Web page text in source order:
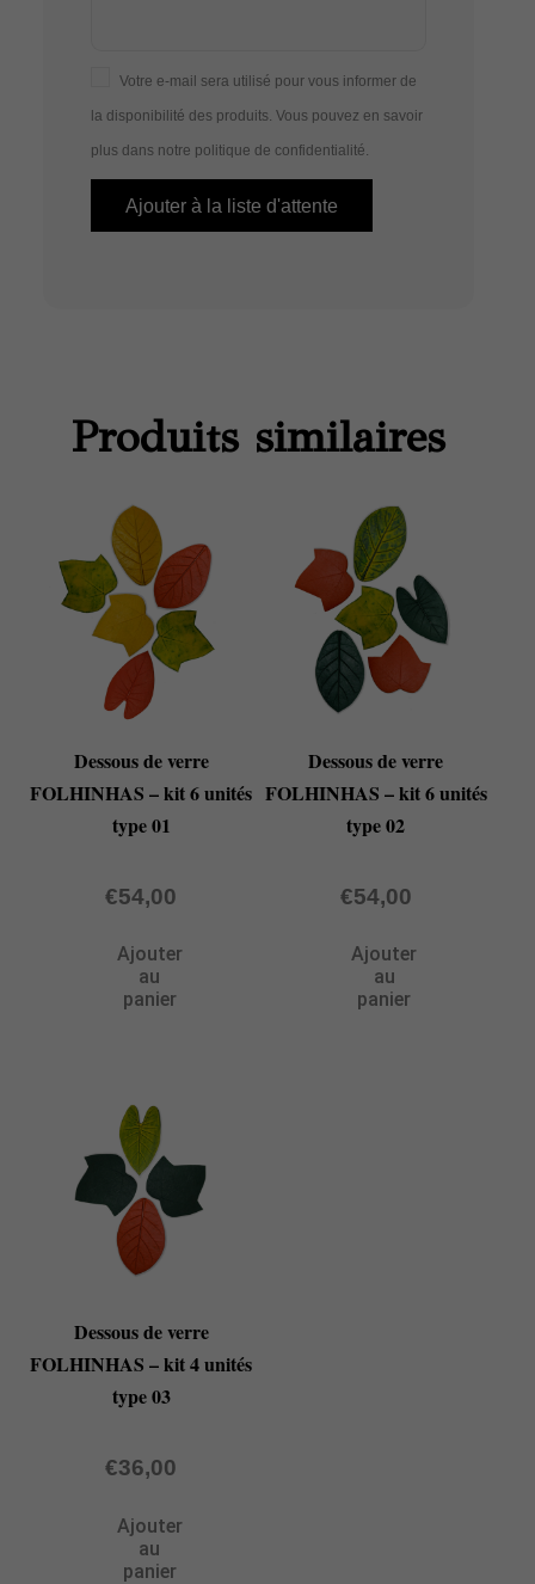
Votre e-mail sera utilisé pour vous informer de
la disponibilité des produits. Vous pouvez en savoir
plus dans notre politique de confidentialité.
Produits similaires
Dessous de verre
FOLHINHAS – kit 6 unités
type 01
€54,00
Ajouter
au
panier
Dessous de verre
FOLHINHAS – kit 6 unités
type 02
€54,00
Ajouter
au
panier
Dessous de verre
FOLHINHAS – kit 4 unités
type 03
€36,00
Ajouter
au
panier